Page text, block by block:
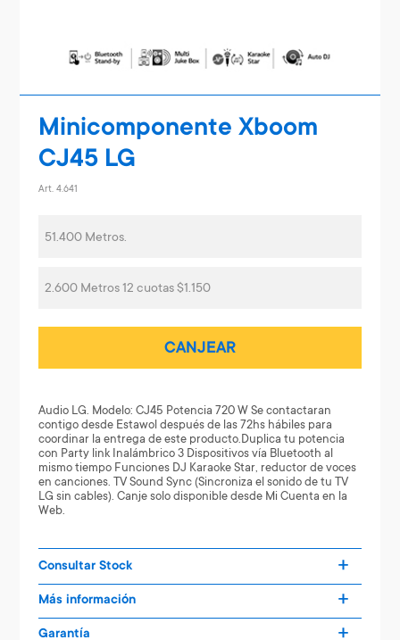
Minicomponente Xboom
CJ45 LG
Art. 4.641
51.400 Metros.
2.600 Metros 12 cuotas $1.150
CANJEAR
Audio LG. Modelo: CJ45 Potencia 720 W Se contactaran
contigo desde Estawol después de las 72hs hábiles para
coordinar la entrega de este producto.Duplica tu potencia
con Party link Inalámbrico 3 Dispositivos vía Bluetooth al
mismo tiempo Funciones DJ Karaoke Star, reductor de voces
en canciones. TV Sound Sync (Sincroniza el sonido de tu TV
LG sin cables). Canje solo disponible desde Mi Cuenta en la
Web.
Consultar Stock
Más información
Garantía